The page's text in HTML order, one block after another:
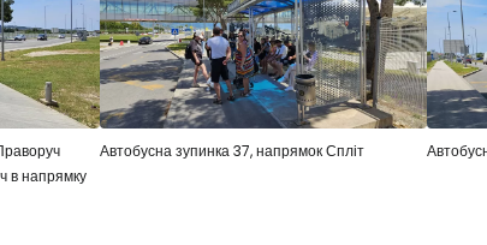
в напрямку
Автобусна зупинка 37, напрямок Спліт
до